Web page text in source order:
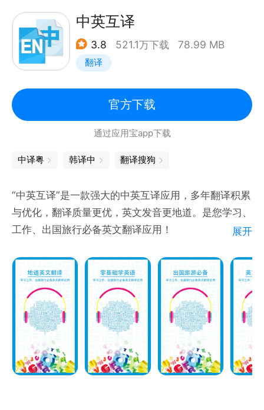
解释专业准确，真人发音，满足小学初中高中四六级考
研雅思托福商务英语人的学习翻译考试需求。
——海量词汇
相关词、双语例句，满足学习、翻译、考试需求。
支持拍照翻译、图片翻译、取词翻译、语音翻译、语音
——离线下载
支持多种词典词库离线下载，离线查询离线翻译，不连
网也能学习；
——多身份定制
覆盖高中、四六级、考研、雅思、托福多身份，支持个
性化定制，一键同步学习计划，听说读写专项练习，智
能背单词，提高记忆效率。
——真题助手
高考、四六级、考研历届真题试卷全覆盖，名师在线专
中英互译
3.8 521.1万下载 78.99 MB
翻译
官方下载
通过应用宝app下载
中译粤 韩译中 翻译搜狗
“中英互译”是一款强大的中英互译应用，多年翻译积累
与优化，翻译质量更优，英文发音更地道。是您学习、
工作、出国旅行必备英文翻译应用！
资讯，阅读、听力、口语、词汇、考试、作文、笑话、
故事八个频道任您学习，地道美式英语，地道英式英
语，听力练习，双语阅读，双语故事，双语笑话，英语
四六级考试题，单词学习，每日一句，音标学习，口语
练习应有尽有；
完整收录学习型牛津词典等权威翻译词典，海量英汉、
汉英词汇和例句，满足商务英语、四六级、考研、
展开